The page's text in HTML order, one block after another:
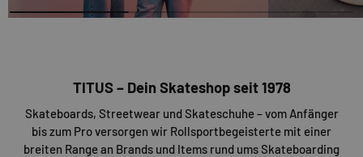
TITUS – Dein Skateshop seit 1978
Skateboards, Streetwear und Skateschuhe – vom Anfänger
bis zum Pro versorgen wir Rollsportbegeisterte mit einer
breiten Range an Brands und Items rund ums Skateboarding